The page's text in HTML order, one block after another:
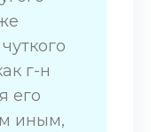
г-н
его
иным,